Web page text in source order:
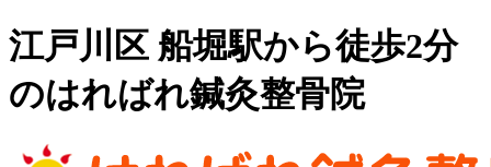
江戸川区 船堀駅から徒歩2分
のはればれ鍼灸整骨院